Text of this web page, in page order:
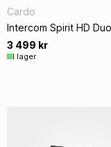
Cardo
Intercom Spirit HD Duo
3 499 kr
I lager